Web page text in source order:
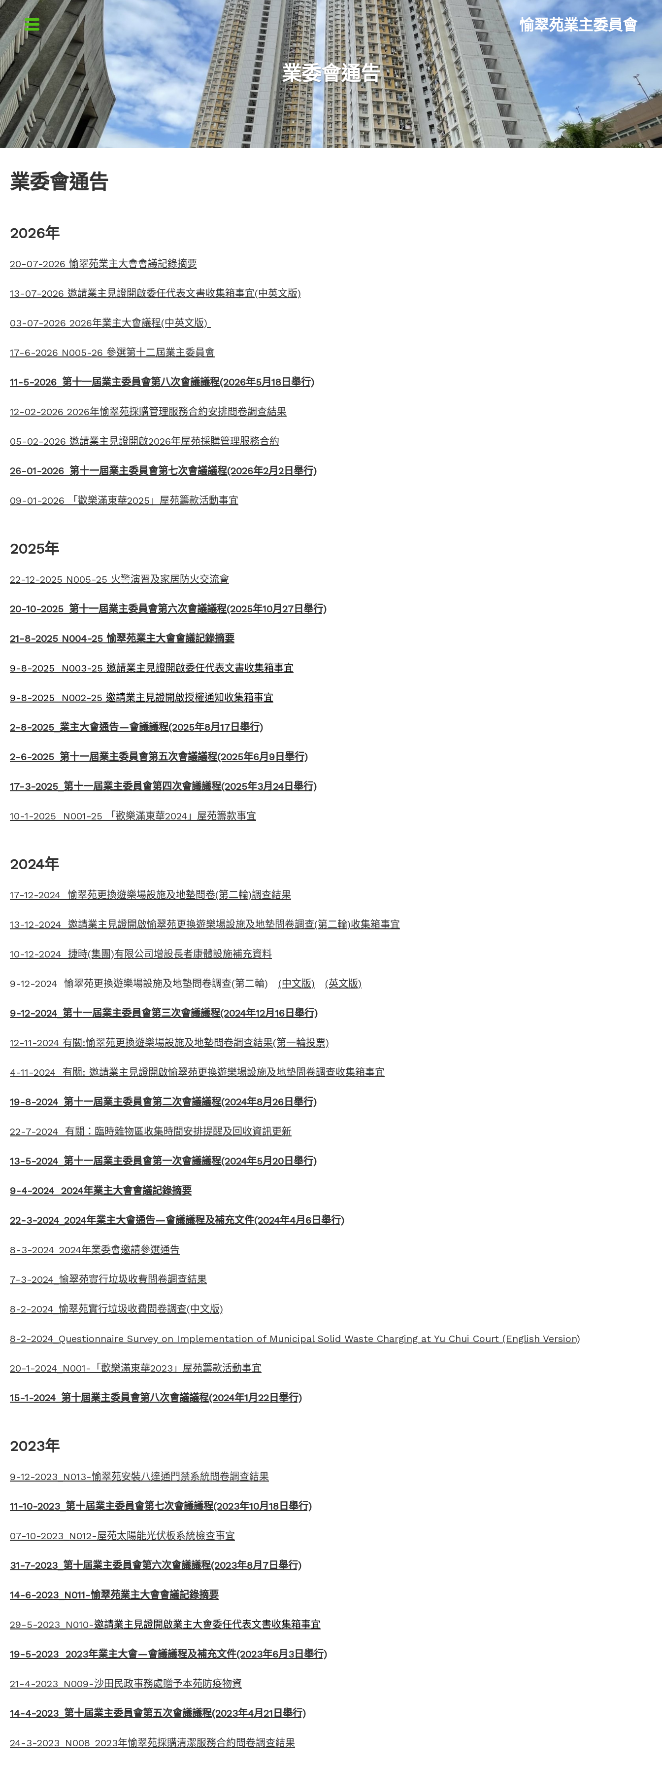
愉翠苑業主委員會
業委會通告
業委會通告
2026年
20-07-2026 愉翠苑業主大會會議記錄摘要
13-07-2026 邀請業主見證開啟委任代表文書收集箱事宜(中英文版)
03-07-2026 2026年業主大會議程(中英文版)
17-6-2026 N005-26 參選第十二屆業主委員會
11-5-2026 第十一屆業主委員會第八次會議議程(2026年5月18日舉行)
12-02-2026 2026年愉翠苑採購管理服務合約安排問卷調查結果
05-02-2026 邀請業主見證開啟2026年屋苑採購管理服務合約
26-01-2026_ 第十一屆業主委員會第七次會議議程(2026年2月2日舉行)
09-01-2026 「歡樂滿東華2025」屋苑籌款活動事宜
2025年
22-12-2025 N005-25 火警演習及家居防火交流會
20-10-2025_第十一屆業主委員會第六次會議議程(2025年10月27日舉行)
21-8-2025 N004-25 愉翠苑業主大會會議記錄摘要
9-8-2025 N003-25 邀請業主見證開啟委任代表文書收集箱事宜
9-8-2025 N002-25 邀請業主見證開啟授權通知收集箱事宜
2-8-2025_業主大會通告—會議議程(2025年8月17日舉行)
2-6-2025_第十一屆業主委員會第五次會議議程(2025年6月9日舉行)
17-3-2025_第十一屆業主委員會第四次會議議程(2025年3月24日舉行)
10-1-2025 N001-25 「歡樂滿東華2024」屋苑籌款事宜
2024年
17-12-2024 愉翠苑更換遊樂場設施及地墊問卷(第二輪)調查結果
13-12-2024 邀請業主見證開啟愉翠苑更換遊樂場設施及地墊問卷調查(第二輪)收集箱事宜
10-12-2024 捷時(集團)有限公司增設長者康體設施補充資料
9-12-2024 愉翠苑更換遊樂場設施及地墊問卷調查(第二輪) (中文版) (英文版)
9-12-2024_第十一屆業主委員會第三次會議議程(2024年12月16日舉行)
12-11-2024 有關:愉翠苑更換遊樂場設施及地墊問卷調查結果(第一輪投票)
4-11-2024 有關: 邀請業主見證開啟愉翠苑更換遊樂場設施及地墊問卷調查收集箱事宜
19-8-2024_第十一屆業主委員會第二次會議議程(2024年8月26日舉行)
22-7-2024 有關：臨時雜物區收集時間安排提醒及回收資訊更新
13-5-2024_第十一屆業主委員會第一次會議議程(2024年5月20日舉行)
9-4-2024 2024年業主大會會議記錄摘要
22-3-2024_2024年業主大會通告—會議議程及補充文件(2024年4月6日舉行)
8-3-2024_2024年業委會邀請參選通告
7-3-2024_愉翠苑實行垃圾收費問卷調查結果
8-2-2024_愉翠苑實行垃圾收費問卷調查(中文版)
8-2-2024_Questionnaire Survey on Implementation of Municipal Solid Waste Charging at Yu Chui Court (English Version)
20-1-2024_N001-「歡樂滿東華2023」屋苑籌款活動事宜
15-1-2024_第十屆業主委員會第八次會議議程(2024年1月22日舉行)
2023年
9-12-2023_N013-愉翠苑安裝八達通門禁系統問卷調查結果
11-10-2023_第十屆業主委員會第七次會議議程(2023年10月18日舉行)
07-10-2023_N012-屋苑太陽能光伏板系統檢查事宜
31-7-2023_第十屆業主委員會第六次會議議程(2023年8月7日舉行)
14-6-2023_N011-愉翠苑業主大會會議記錄摘要
29-5-2023_N010-邀請業主見證開啟業主大會委任代表文書收集箱事宜
19-5-2023 2023年業主大會—會議議程及補充文件(2023年6月3日舉行)
21-4-2023_N009-沙田民政事務處贈予本苑防疫物資
14-4-2023_第十屆業主委員會第五次會議議程(2023年4月21日舉行)
24-3-2023_N008_2023年愉翠苑採購清潔服務合約問卷調查結果